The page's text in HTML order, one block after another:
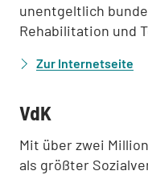
unentgeltlich
Rehabilitation und
Zur Internetseite
:
VdK
Mit über zwei
als größter